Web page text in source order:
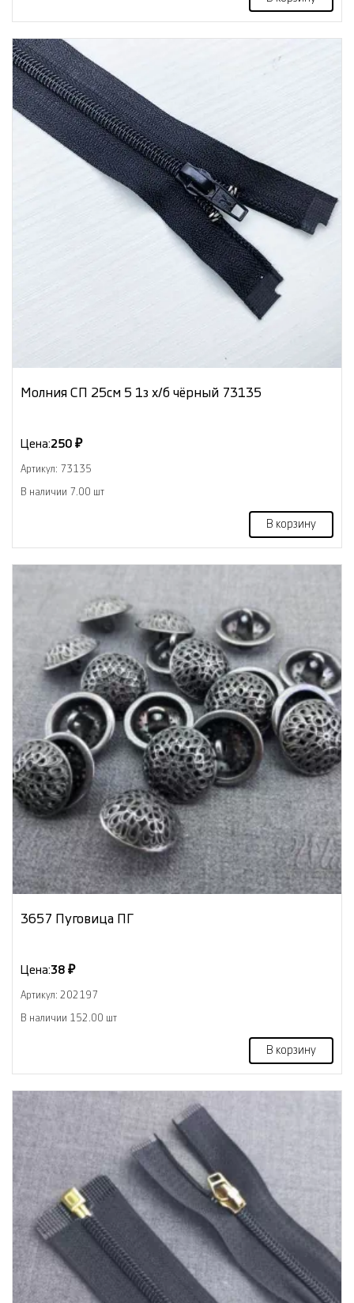
Молния СП 25см 5 1з х/б чёрный 73135
Цена:250 ₽
Артикул: 73135
В наличии 7.00 шт
В корзину
3657 Пуговица ПГ
Цена:38 ₽
Артикул: 202197
В наличии 152.00 шт
В корзину